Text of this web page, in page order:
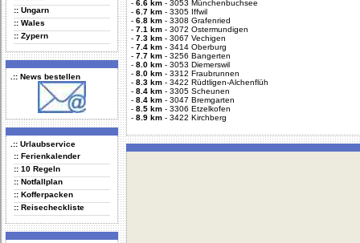
:: Ungarn
:: Wales
:: Zypern
.:: News bestellen
.:: Urlaubservice
:: Ferienkalender
:: 10 Regeln
:: Notfallplan
:: Kofferpacken
:: Reisecheckliste
- 6.6 km - 3053 Münchenbuchsee
- 6.7 km - 3305 Iffwil
- 6.8 km - 3308 Grafenried
- 7.1 km - 3072 Ostermundigen
- 7.3 km - 3067 Vechigen
- 7.4 km - 3414 Oberburg
- 7.7 km - 3256 Bangerten
- 8.0 km - 3053 Diemerswil
- 8.0 km - 3312 Fraubrunnen
- 8.3 km - 3422 Rüdtligen-Alchenflüh
- 8.4 km - 3305 Scheunen
- 8.4 km - 3047 Bremgarten
- 8.5 km - 3306 Etzelkofen
- 8.9 km - 3422 Kirchberg